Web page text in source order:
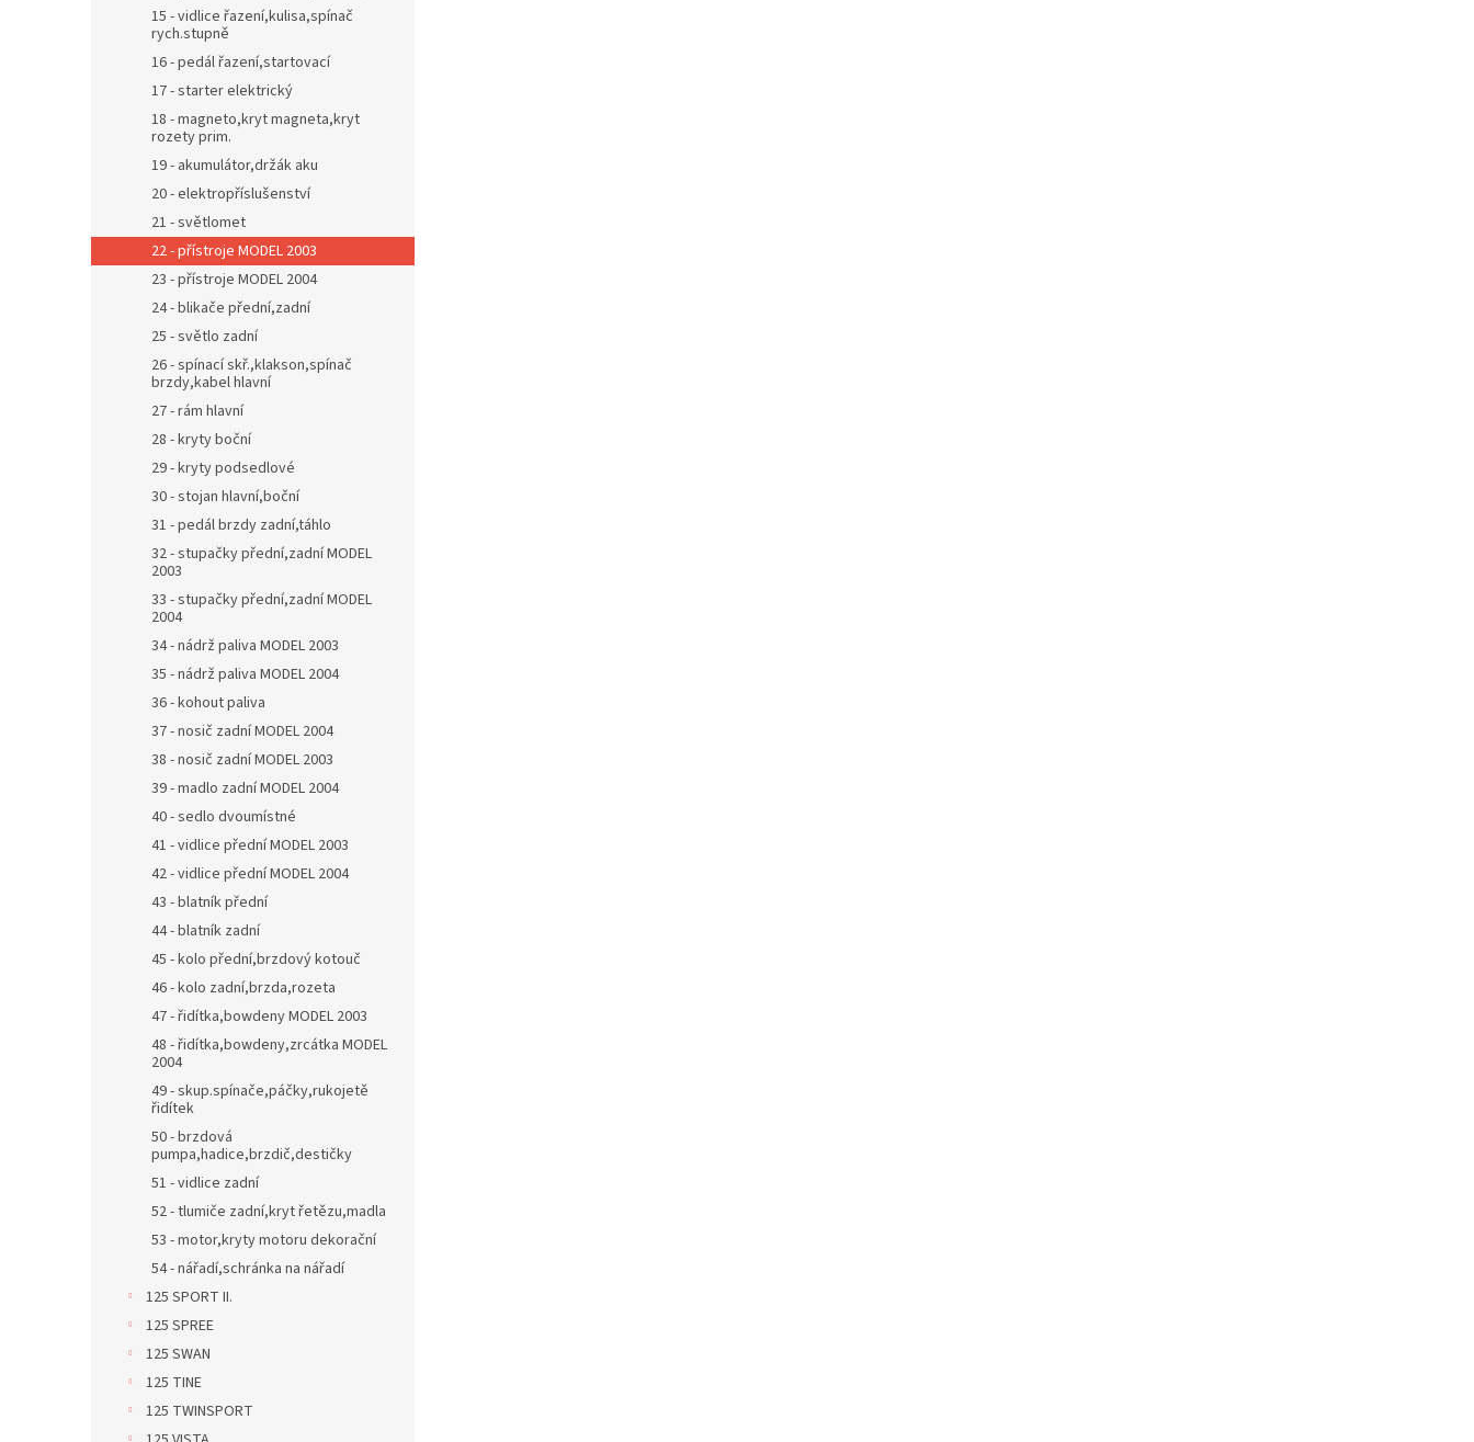
15 - vidlice řazení,kulisa,spínač
rych.stupně
16 - pedál řazení,startovací
17 - starter elektrický
18 - magneto,kryt magneta,kryt
rozety prim.
19 - akumulátor,držák aku
20 - elektropříslušenství
21 - světlomet
22 - přístroje MODEL 2003
23 - přístroje MODEL 2004
24 - blikače přední,zadní
25 - světlo zadní
26 - spínací skř.,klakson,spínač
brzdy,kabel hlavní
27 - rám hlavní
28 - kryty boční
29 - kryty podsedlové
30 - stojan hlavní,boční
31 - pedál brzdy zadní,táhlo
32 - stupačky přední,zadní MODEL
2003
33 - stupačky přední,zadní MODEL
2004
34 - nádrž paliva MODEL 2003
35 - nádrž paliva MODEL 2004
36 - kohout paliva
37 - nosič zadní MODEL 2004
38 - nosič zadní MODEL 2003
39 - madlo zadní MODEL 2004
40 - sedlo dvoumístné
41 - vidlice přední MODEL 2003
42 - vidlice přední MODEL 2004
43 - blatník přední
44 - blatník zadní
45 - kolo přední,brzdový kotouč
46 - kolo zadní,brzda,rozeta
47 - řidítka,bowdeny MODEL 2003
48 - řidítka,bowdeny,zrcátka MODEL
2004
49 - skup.spínače,páčky,rukojetě
řidítek
50 - brzdová
pumpa,hadice,brzdič,destičky
51 - vidlice zadní
52 - tlumiče zadní,kryt řetězu,madla
53 - motor,kryty motoru dekorační
54 - nářadí,schránka na nářadí
125 SPORT II.
125 SPREE
125 SWAN
125 TINE
125 TWINSPORT